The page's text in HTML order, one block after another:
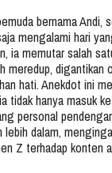
bernama Andi,
mengalami hari
ia memutar salah
meredup, digantikan
hati. Anekdot ini
tidak hanya masuk
personal
lebih dalam,
Z terhadap konten